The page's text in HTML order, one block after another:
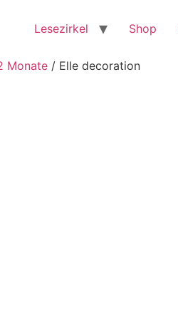
Lesezirkel Shop
Monate / Elle decoration